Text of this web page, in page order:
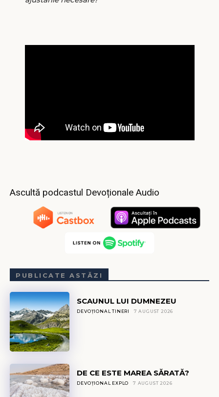
Ascultă podcastul Devoționale Audio
PUBLICATE ASTĂZI
SCAUNUL LUI DUMNEZEU
DEVOȚIONAL TINERI 7 AUGUST 2026
DE CE ESTE MAREA SĂRATĂ?
DEVOȚIONAL EXPLO 7 AUGUST 2026